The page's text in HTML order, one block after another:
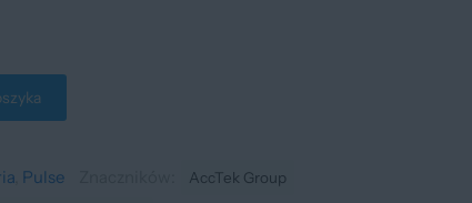
Pulse AccTek Group